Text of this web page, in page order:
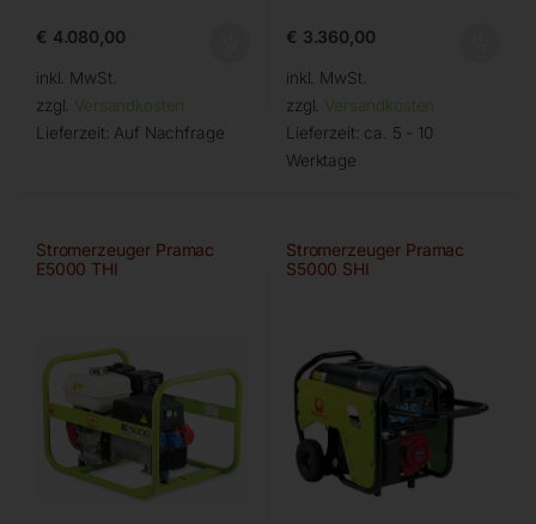
€ 4.080,00
inkl. MwSt.
zzgl. Versandkosten
Lieferzeit: Auf Nachfrage
€ 3.360,00
inkl. MwSt.
zzgl. Versandkosten
Lieferzeit: ca. 5 - 10
Werktage
Stromerzeuger Pramac
E5000 THI
Stromerzeuger Pramac
S5000 SHI